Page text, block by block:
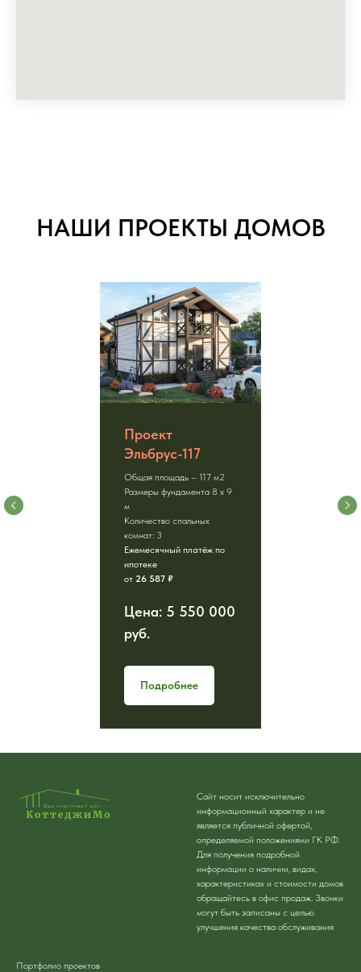
НАШИ ПРОЕКТЫ ДОМОВ
Проект
Эльбрус-117
Общая площадь – 117 м2
Размеры фундамента 8 х 9
м
Количество спальных
комнат: 3
Ежемесячный платёж по
ипотеке
от 26 587 ₽
Цена: 5 550 000
руб.
Подробнее
© 2024 КоттеджиМо
Сайт носит исключительно
информационный характер и не
является публичной офертой,
определяемой положениями ГК РФ.
Для получения подробной
информации о наличии, видах,
характеристиках и стоимости домов
обращайтесь в офис продаж. Звонки
могут быть записаны с целью
улучшения качества обслуживания
Портфолио проектов